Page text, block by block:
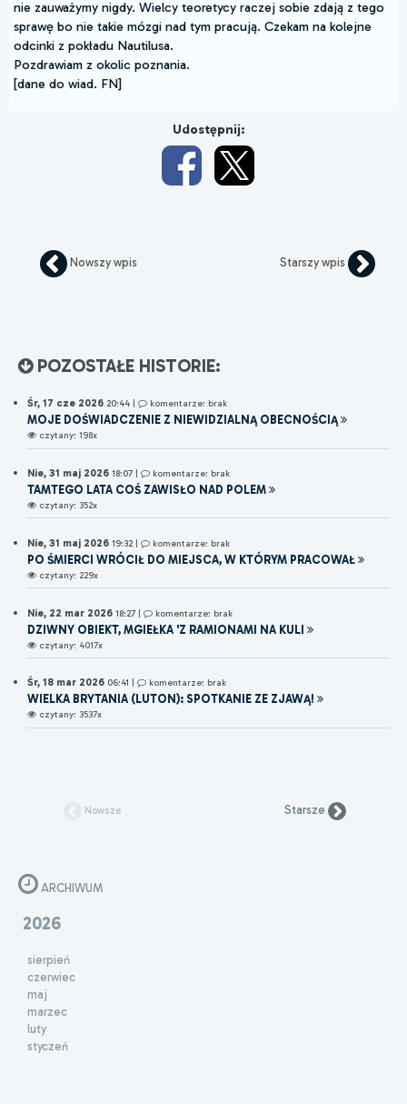
nie zauważymy nigdy. Wielcy teoretycy raczej sobie zdają z tego
sprawę bo nie takie mózgi nad tym pracują. Czekam na kolejne
odcinki z pokładu Nautilusa.
Pozdrawiam z okolic poznania.
[dane do wiad. FN]
Udostępnij:
Nowszy wpis Starszy wpis
POZOSTAŁE HISTORIE:
Śr, 17 cze 2026 20:44 komentarze: brak
MOJE DOŚWIADCZENIE Z NIEWIDZIALNĄ OBECNOŚCIĄ
czytany: 198x
Nie, 31 maj 2026 18:07 | komentarze: brak
TAMTEGO LATA COŚ ZAWISŁO NAD POLEM
czytany: 352x
Nie, 31 maj 2026 19:32 | komentarze: brak
PO ŚMIERCI WRÓCIŁ DO MIEJSCA, W KTÓRYM PRACOWAŁ
czytany: 229x
Nie, 22 mar 2026 18:27 | komentarze: brak
DZIWNY OBIEKT, MGIEŁKA 'Z RAMIONAMI NA KULI
czytany: 4017x
Śr, 18 mar 2026 06:41 komentarze: brak
WIELKA BRYTANIA (LUTON): SPOTKANIE ZE ZJAWĄ!
czytany: 3537x
Nowsze Starsze
ARCHIWUM
2026
sierpień
czerwiec
maj
marzec
luty
styczeń